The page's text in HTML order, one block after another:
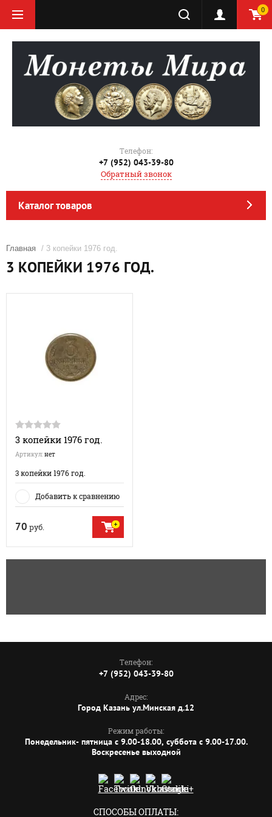
0
Телефон:
+7 (952) 043-39-80
Обратный звонок
Каталог товаров
Главная / 3 копейки 1976 год.
3 КОПЕЙКИ 1976 ГОД.
3 копейки 1976 год.
Артикул:нет
3 копейки 1976 год.
Добавить к сравнению
70 руб.
Телефон:
+7 (952) 043-39-80
Адрес:
Город Казань ул.Минская д.12
Режим работы:
Понедельник- пятница с 9.00-18.00, суббота с 9.00-17.00.
Воскресенье выходной
СПОСОБЫ ОПЛАТЫ: